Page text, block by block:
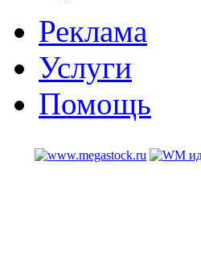
Реклама
Услуги
Помощь